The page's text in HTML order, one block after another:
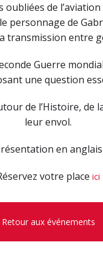
de
de
transmission entre
Guerre
une question
de l’Histoire, de
leur envol.
en anglais
votre place ici
Retour aux événements